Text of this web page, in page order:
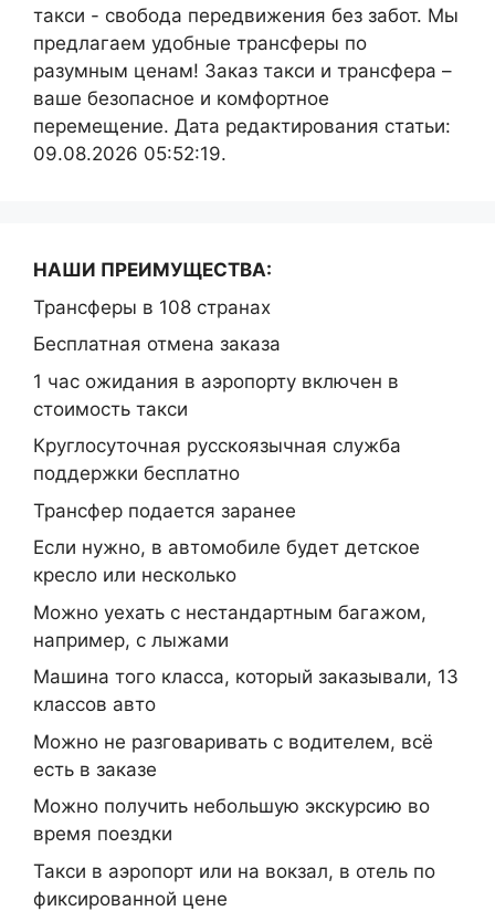
такси - свобода передвижения без забот. Мы
предлагаем удобные трансферы по
разумным ценам! Заказ такси и трансфера –
ваше безопасное и комфортное
перемещение. Дата редактирования статьи:
09.08.2026 05:52:19.
НАШИ ПРЕИМУЩЕСТВА:
Трансферы в 108 странах
Бесплатная отмена заказа
1 час ожидания в аэропорту включен в
стоимость такси
Круглосуточная русскоязычная служба
поддержки бесплатно
Трансфер подается заранее
Если нужно, в автомобиле будет детское
кресло или несколько
Можно уехать с нестандартным багажом,
например, с лыжами
Машина того класса, который заказывали, 13
классов авто
Можно не разговаривать с водителем, всё
есть в заказе
Можно получить небольшую экскурсию во
время поездки
Такси в аэропорт или на вокзал, в отель по
фиксированной цене